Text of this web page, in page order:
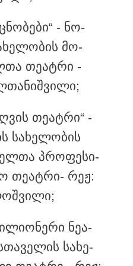
გაძვირდა - რა
- ნო­
მო­
თე­ატ­რი -
თე­ატ­რი“ -
სა­ხე­ლო­ბის
პრო­ფე­სი­
თე­ატ­რი- რეჟ:
ნე­ა­
სა­ხე­